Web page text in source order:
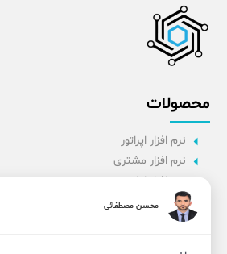
محصولات
نرم افزار اپراتور
نرم افزار مشتری
نرم افزار اداری
نرم افزار راننده
پنل مدیریت
محسن مصطفائی